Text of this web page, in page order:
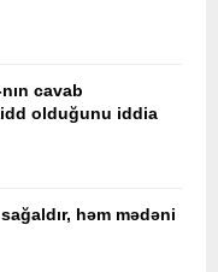
cavab
olduğunu iddia
həm mədəni